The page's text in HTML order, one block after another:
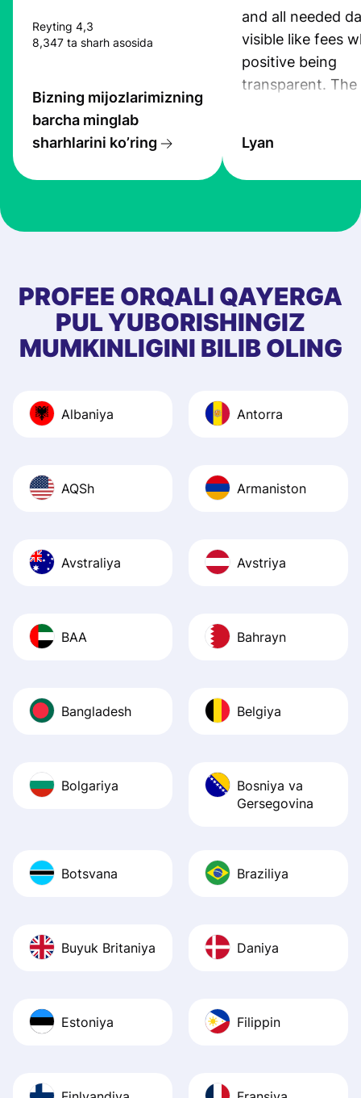
Reyting 4,3
8,347 ta sharh asosida
Bizning mijozlarimizning
barcha minglab
sharhlarini ko’ring
and all needed
visible like fees
positive being
transparent. The
the exchange
at Profee is very
first started
app, and they
quick to provide
and helpful
Recommend it!
Lyan
PROFEE ORQALI QAYERGA
PUL YUBORISHINGIZ
MUMKINLIGINI BILIB OLING
Albaniya Antorra
AQSh Armaniston
Avstraliya Avstriya
BAA Bahrayn
Bangladesh Belgiya
Bolgariya
Bosniya va
Gersegovina
Botsvana Braziliya
Buyuk Britaniya Daniya
Estoniya Filippin